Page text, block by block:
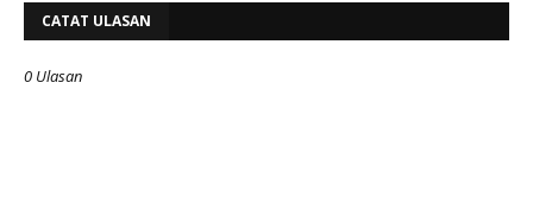
CATAT ULASAN
0 Ulasan